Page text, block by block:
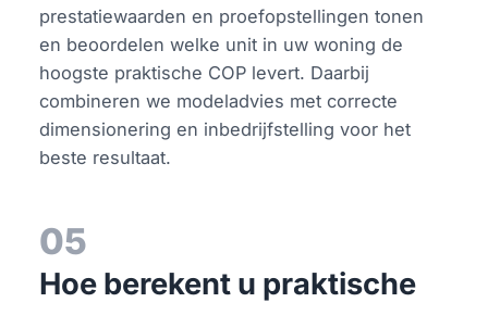
prestatiewaarden en proefopstellingen tonen
en beoordelen welke unit in uw woning de
hoogste praktische COP levert. Daarbij
combineren we modeladvies met correcte
dimensionering en inbedrijfstelling voor het
beste resultaat.
05
Hoe berekent u praktische